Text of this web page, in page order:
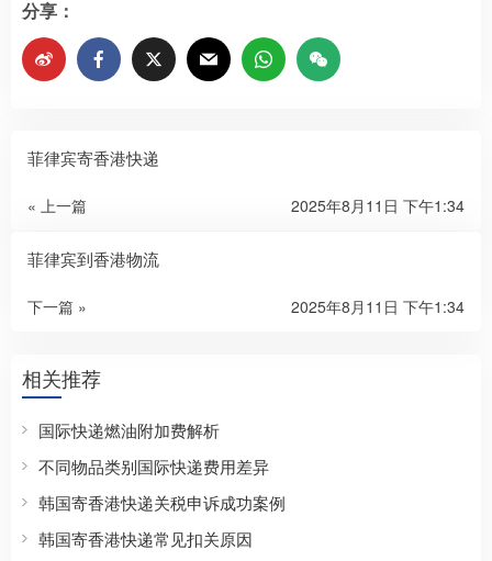
分享：
菲律宾寄香港快递
« 上一篇 2025年8月11日 下午1:34
菲律宾到香港物流
下一篇 » 2025年8月11日 下午1:34
相关推荐
国际快递燃油附加费解析
不同物品类别国际快递费用差异
韩国寄香港快递关税申诉成功案例
韩国寄香港快递常见扣关原因